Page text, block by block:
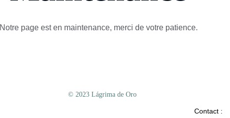
Notre page est en maintenance, merci de votre patience.
© 2023 Lágrima de Oro
Contact :